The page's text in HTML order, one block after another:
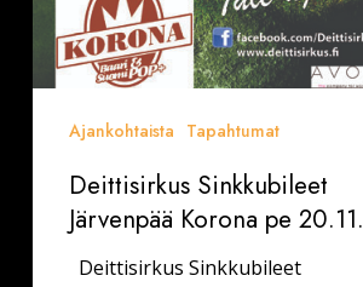
Ajankohtaista Tapahtumat
Deittisirkus Sinkkubileet
Järvenpää Korona pe 20.11.
Deittisirkus Sinkkubileet